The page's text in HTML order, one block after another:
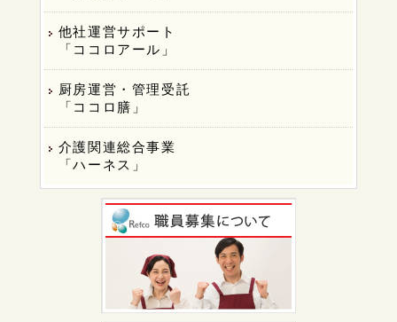
他社運営サポート
「ココロアール」
厨房運営・管理受託
「ココロ膳」
介護関連総合事業
「ハーネス」